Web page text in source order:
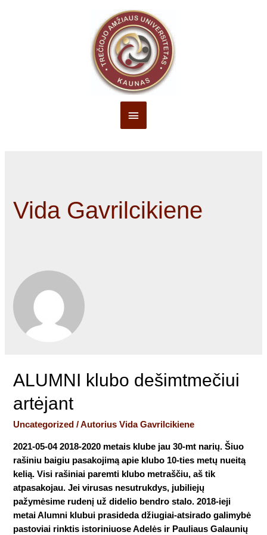
Pagrindinis
Vida Gavrilcikiene
ALUMNI klubo dešimtmečiui
artėjant
Uncategorized / Autorius Vida Gavrilcikiene
2021-05-04 2018-2020 metais klube jau 30-mt narių. Šiuo
rašiniu baigiu pasakojimą apie klubo 10-ties metų nueitą
kelią. Visi rašiniai paremti klubo metraščiu, aš tik
atpasakojau. Jei virusas nesutrukdys, jubiliejų
pažymėsime rudenį už didelio bendro stalo. 2018-ieji
metai Alumni klubui prasideda džiugiai-atsirado galimybė
pastoviai rinktis istoriniuose Adelės ir Pauliaus Galaunių